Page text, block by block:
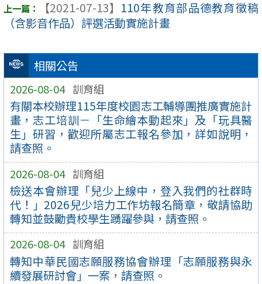
相關公告
2026-08-04 訓育組
有關本校辦理115年度校園志工輔導團推廣實施計
畫，志工培訓－「生命繪本動起來」及「玩具醫
生」研習，歡迎所屬志工報名參加，詳如說明，
請查照。
2026-08-04 訓育組
檢送本會辦理「兒少上線中，登入我們的社群時
代！」2026兒少培力工作坊報名簡章，敬請協助
轉知並鼓勵貴校學生踴躍參與，請查照。
2026-08-04 訓育組
轉知中華民國志願服務協會辦理「志願服務與永
續發展研討會」一案，請查照。
【2021-07-13】 110年教育部品德教育徵稿
（含影音作品）評選活動實施計畫